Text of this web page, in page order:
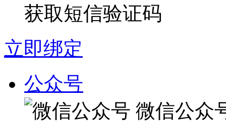
获取短信验证码
立即绑定
公众号
微信公众